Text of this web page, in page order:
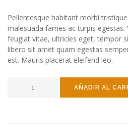
Pellentesque habitant morbi
malesuada fames ac turpis
feugiat vitae, ultricies eget, tempor
libero sit amet quam egestas
est. Mauris placerat eleifend leo.
AÑADIR AL